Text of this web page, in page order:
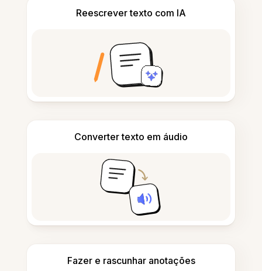
Reescrever texto com IA
Converter texto em áudio
Fazer e rascunhar anotações